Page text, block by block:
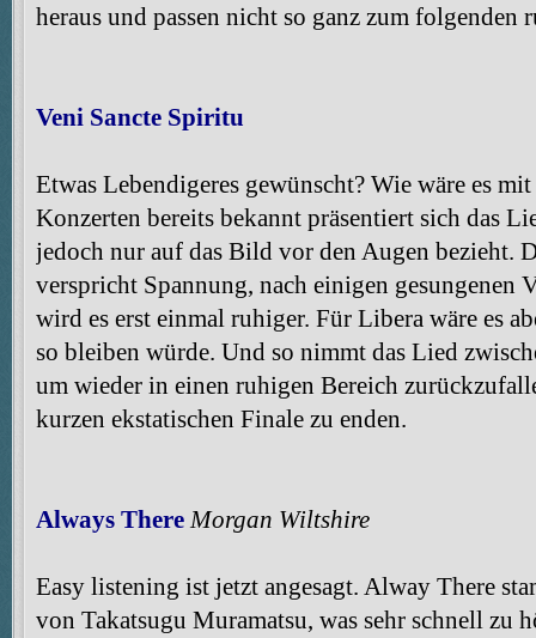
heraus und passen nicht so ganz zum folgenden
Veni Sancte Spiritu
Etwas Lebendigeres gewünscht? Wie wäre es
Konzerten bereits bekannt präsentiert sich das
jedoch nur auf das Bild vor den Augen bezieht.
verspricht Spannung, nach einigen gesungenen
wird es erst einmal ruhiger. Für Libera wäre es
so bleiben würde. Und so nimmt das Lied
um wieder in einen ruhigen Bereich
kurzen ekstatischen Finale zu enden.
Always There Morgan Wiltshire
Easy listening ist jetzt angesagt. Alway There
von Takatsugu Muramatsu, was sehr schnell zu